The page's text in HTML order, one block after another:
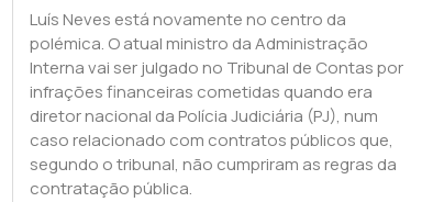
Luís Neves está novamente no centro da
polémica. O atual ministro da Administração
Interna vai ser julgado no Tribunal de Contas por
infrações financeiras cometidas quando era
diretor nacional da Polícia Judiciária (PJ), num
caso relacionado com contratos públicos que,
segundo o tribunal, não cumpriram as regras da
contratação pública.